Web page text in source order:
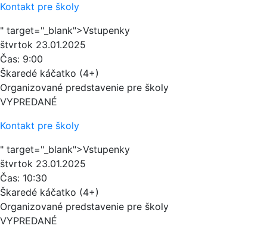
Kontakt pre školy
" target="_blank">Vstupenky
štvrtok 23.01.2025
Čas: 9:00
Škaredé káčatko (4+)
Organizované predstavenie pre školy
VYPREDANÉ
Kontakt pre školy
" target="_blank">Vstupenky
štvrtok 23.01.2025
Čas: 10:30
Škaredé káčatko (4+)
Organizované predstavenie pre školy
VYPREDANÉ